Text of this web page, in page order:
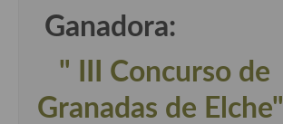
Ganadora:
" III Concurso de
Granadas de Elche"